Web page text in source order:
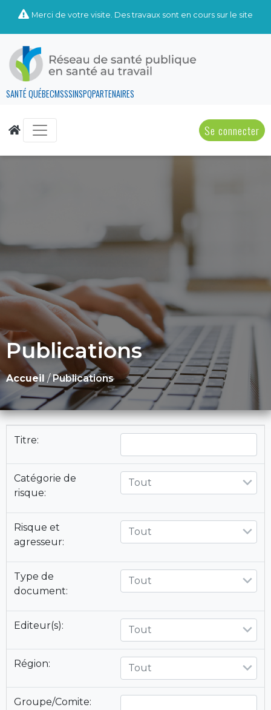
Merci de votre visite. Des travaux sont en cours sur le site
SANTÉ QUÉBECMSSSINSPQPARTENAIRES
Se connecter
Publications
Accueil /Publications
Titre:
Catégorie de
risque:
Tout
Risque et
agresseur:
Tout
Type de
document:
Tout
Editeur(s): Tout
Région: Tout
Groupe/Comite: